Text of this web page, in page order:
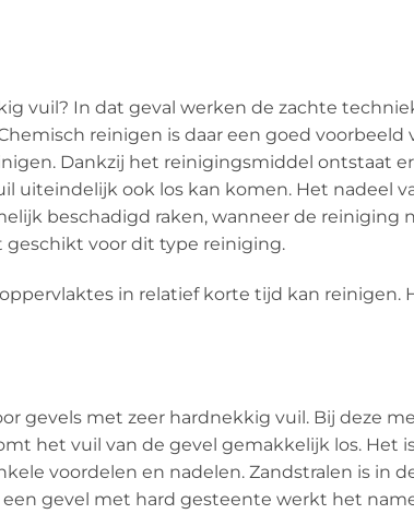
vuil? In dat geval werken de zachte
reinigen is daar een goed voorbeeld
Dankzij het reinigingsmiddel ontstaat
uiteindelijk ook los kan komen. Het nadeel
beschadigd raken, wanneer de reiniging
geschikt voor dit type reiniging.
in relatief korte tijd kan reinigen.
gevels met zeer hardnekkig vuil. Bij deze
het vuil van de gevel gemakkelijk los. Het
voordelen en nadelen. Zandstralen is in
gevel met hard gesteente werkt het